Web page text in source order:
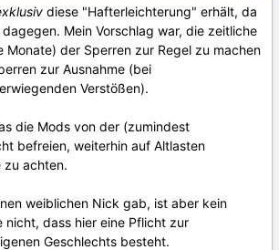
diese "Hafterleichterung" erhält, da
Mein Vorschlag war, die zeitliche
Monate) der Sperren zur Regel zu machen
zur Ausnahme (bei
Verstößen).
die Mods von der (zumindest
befreien, weiterhin auf Altlasten
zu achten.
weiblichen Nick gab, ist aber kein
nicht, dass hier eine Pflicht zur
Geschlechts besteht.